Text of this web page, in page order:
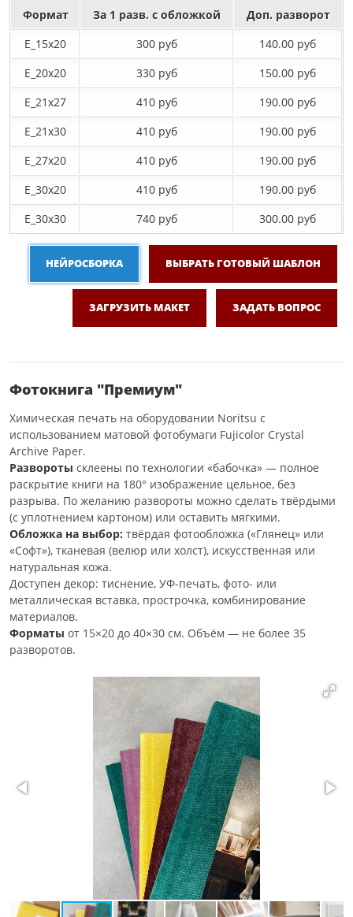
Формат За 1 разв. с обложкой
Доп. разворот
E_15х20
300 руб
140.00 руб
E_20х20
330 руб
150.00 руб
E_21х27
410 руб
190.00 руб
E_21х30
410 руб
190.00 руб
E_27x20
410 руб
190.00 руб
E_30x20
410 руб
190.00 руб
E_30х30
740 руб 300.00 руб
НЕЙРОСБОРКА ВЫБРАТЬ ГОТОВЫЙ ШАБЛОН
ЗАГРУЗИТЬ МАКЕТ ЗАДАТЬ ВОПРОС
Фотокнига "Премиум"
Химическая печать на оборудовании Noritsu с
использованием матовой фотобумаги Fujicolor Crystal
Archive Paper.
Развороты склеены по технологии «бабочка» — полное
раскрытие книги на 180° изображение цельное, без
разрыва. По желанию развороты можно сделать твёрдыми
(с уплотнением картоном) или оставить мягкими.
Обложка на выбор: твёрдая фотообложка («Глянец» или
«Софт»), тканевая (велюр или холст), искусственная или
натуральная кожа.
Доступен декор: тиснение, УФ-печать, фото- или
металлическая вставка, прострочка, комбинирование
материалов.
Форматы от 15×20 до 40×30 см. Объём — не более 35
разворотов.